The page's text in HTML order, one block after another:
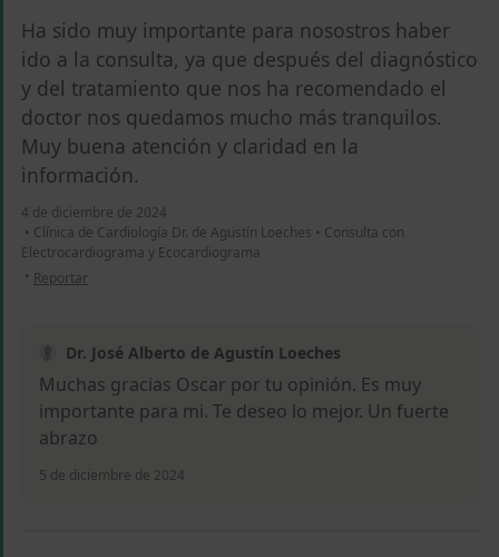
Ha sido muy importante para nosostros haber
ido a la consulta, ya que después del diagnóstico
y del tratamiento que nos ha recomendado el
doctor nos quedamos mucho más tranquilos.
Muy buena atención y claridad en la
información.
4 de diciembre de 2024
• Clínica de Cardiología Dr. de Agustín Loeches • Consulta con
Electrocardiograma y Ecocardiograma
• en opinión del usuario Óscar
Reportar
Dr. José Alberto de Agustín Loeches
Muchas gracias Oscar por tu opinión. Es muy
importante para mi. Te deseo lo mejor. Un fuerte
abrazo
5 de diciembre de 2024